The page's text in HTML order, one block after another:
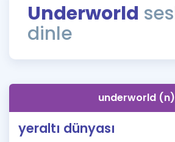
ÖSYM Sınav Takvimi
Kampanyalar
İngilizce Gramer
Underworld
dinle
underworld (n)
yeraltı dünyası